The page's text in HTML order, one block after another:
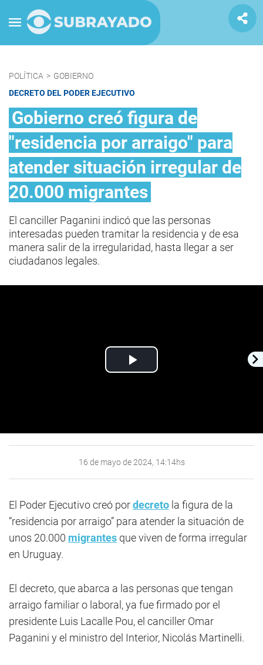
POLÍTICA > GOBIERNO
DECRETO DEL PODER EJECUTIVO
Gobierno creó figura de
"residencia por arraigo" para
atender situación irregular de
20.000 migrantes
El canciller Paganini indicó que las personas
interesadas pueden tramitar la residencia y de esa
manera salir de la irregularidad, hasta llegar a ser
ciudadanos legales.
Play
16 de mayo de 2024, 14:14hs
El Poder Ejecutivo creó pordecreto la figura de la
“residencia por arraigo” para atender la situación de
unos 20.000 migrantes que viven de forma irregular
en Uruguay.
El decreto, que abarca a las personas que tengan
arraigo familiar o laboral, ya fue firmado por el
presidente Luis Lacalle Pou, el canciller Omar
Paganini y el ministro del Interior, Nicolás Martinelli.